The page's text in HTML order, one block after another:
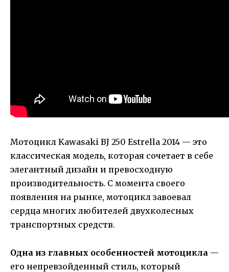
Мотоцикл Kawasaki BJ 250 Estrella 2014 — это
классическая модель, которая сочетает в себе
элегантный дизайн и превосходную
производительность. С момента своего
появления на рынке, мотоцикл завоевал
сердца многих любителей двухколесных
транспортных средств.
Одна из главных особенностей мотоцикла —
его непревзойденный стиль, который